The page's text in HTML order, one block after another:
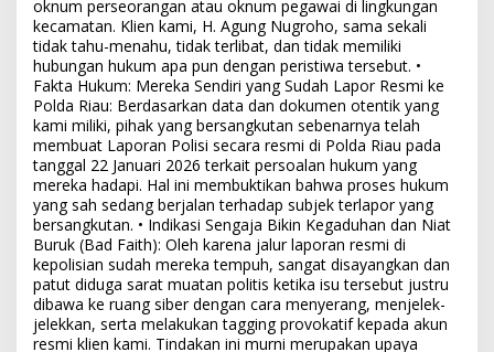
oknum perseorangan atau oknum pegawai di lingkungan
kecamatan. Klien kami, H. Agung Nugroho, sama sekali
tidak tahu-menahu, tidak terlibat, dan tidak memiliki
hubungan hukum apa pun dengan peristiwa tersebut. •
Fakta Hukum: Mereka Sendiri yang Sudah Lapor Resmi ke
Polda Riau: Berdasarkan data dan dokumen otentik yang
kami miliki, pihak yang bersangkutan sebenarnya telah
membuat Laporan Polisi secara resmi di Polda Riau pada
tanggal 22 Januari 2026 terkait persoalan hukum yang
mereka hadapi. Hal ini membuktikan bahwa proses hukum
yang sah sedang berjalan terhadap subjek terlapor yang
bersangkutan. • Indikasi Sengaja Bikin Kegaduhan dan Niat
Buruk (Bad Faith): Oleh karena jalur laporan resmi di
kepolisian sudah mereka tempuh, sangat disayangkan dan
patut diduga sarat muatan politis ketika isu tersebut justru
dibawa ke ruang siber dengan cara menyerang, menjelek-
jelekkan, serta melakukan tagging provokatif kepada akun
resmi klien kami. Tindakan ini murni merupakan upaya